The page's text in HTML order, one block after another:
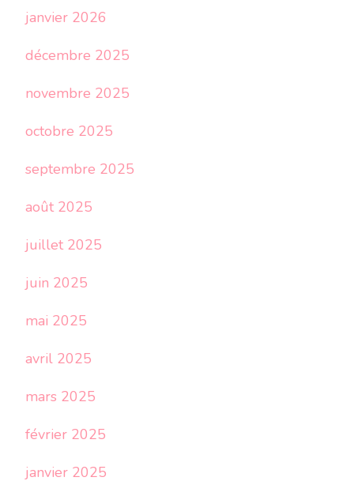
janvier 2026
décembre 2025
novembre 2025
octobre 2025
septembre 2025
août 2025
juillet 2025
juin 2025
mai 2025
avril 2025
mars 2025
février 2025
janvier 2025